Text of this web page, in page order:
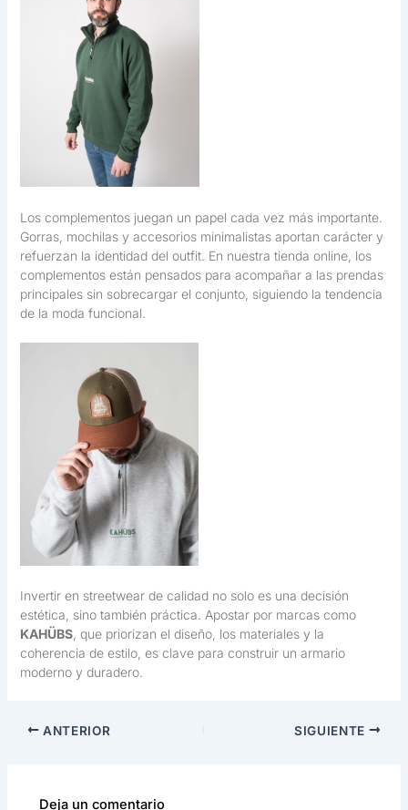
Los complementos juegan un papel cada vez más importante.
Gorras, mochilas y accesorios minimalistas aportan carácter y
refuerzan la identidad del outfit. En nuestra tienda online, los
complementos están pensados para acompañar a las prendas
principales sin sobrecargar el conjunto, siguiendo la tendencia
de la moda funcional.
Invertir en streetwear de calidad no solo es una decisión
estética, sino también práctica. Apostar por marcas como
KAHÜBS, que priorizan el diseño, los materiales y la
coherencia de estilo, es clave para construir un armario
moderno y duradero.
ANTERIOR SIGUIENTE
Deja un comentario